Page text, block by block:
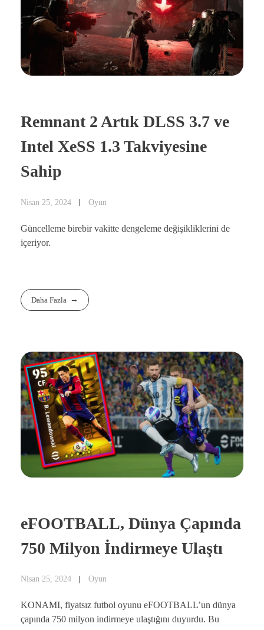
Remnant 2 Artık DLSS 3.7 ve
Intel XeSS 1.3 Takviyesine
Sahip
Nisan 25, 2024 Oyun
Güncelleme birebir vakitte dengeleme değişikliklerini de
içeriyor.
Daha Fazla
eFOOTBALL, Dünya Çapında
750 Milyon İndirmeye Ulaştı
Nisan 25, 2024 Oyun
KONAMI, fiyatsız futbol oyunu eFOOTBALL’un dünya
çapında 750 milyon indirmeye ulaştığını duyurdu. Bu